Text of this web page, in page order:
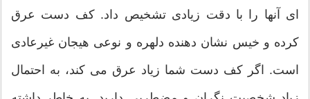
ای آنها را با دقت زیادی تشخیص داد. کف دست عرق
کرده و خیس نشان دهنده دلهره و نوعی هیجان غیرعادی
است. اگر کف دست شما زیاد عرق می کند، به احتمال